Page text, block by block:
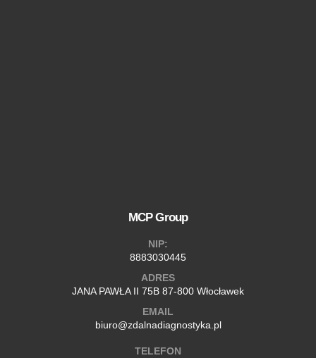
biuro@zdalnadiagnostyka.pl
TELEFON
+48 792 169 028